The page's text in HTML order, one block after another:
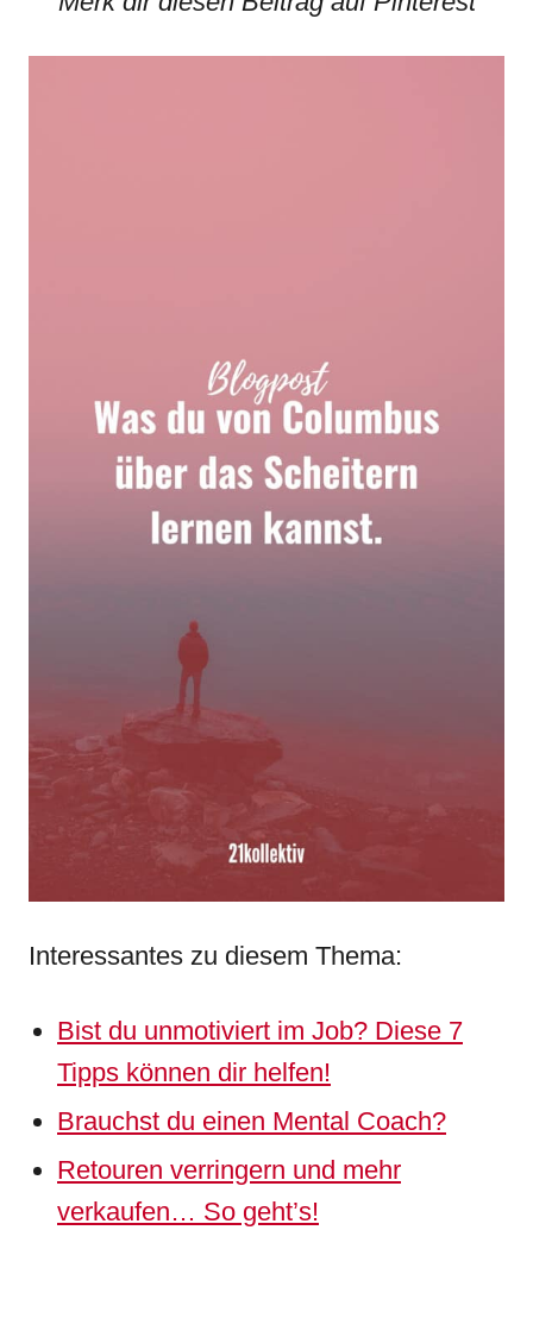
Interessantes zu diesem Thema:
Bist du unmotiviert im Job? Diese 7
Tipps können dir helfen!
Brauchst du einen Mental Coach?
Retouren verringern und mehr
verkaufen… So geht’s!